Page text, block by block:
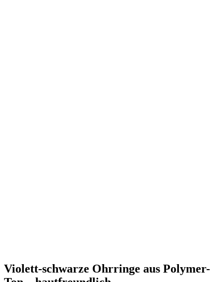
Violett-schwarze Ohrringe aus Polymer-